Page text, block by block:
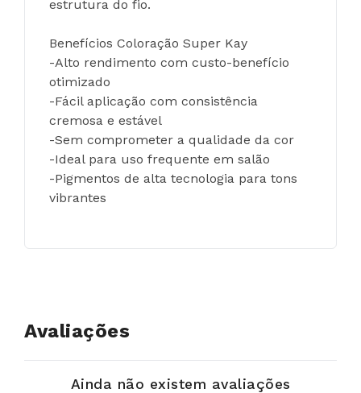
estrutura do fio.
Benefícios Coloração Super Kay
-Alto rendimento com custo-benefício
otimizado
-Fácil aplicação com consistência
cremosa e estável
-Sem comprometer a qualidade da cor
-Ideal para uso frequente em salão
-Pigmentos de alta tecnologia para tons
vibrantes
Avaliações
Ainda não existem avaliações